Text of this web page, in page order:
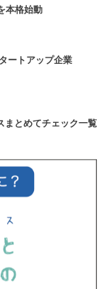
本格始動
ートアップ企業
まとめてチェック一覧